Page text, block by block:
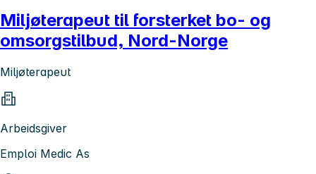
Miljøterapeut til forsterket bo- og
omsorgstilbud, Nord-Norge
Miljøterapeut
Arbeidsgiver
Emploi Medic As